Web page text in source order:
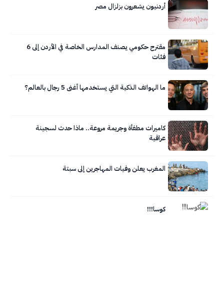
أردنيون يشعرون بزلزال مصر
مقترح حكومي يصنف المدارس الخاصة في الأردن إلى 6
فئات
ما الهواتف الذكية التي يستخدمها أغنى 5 رجال بالعالم؟
كاميرات مطفأة وجريمة مروعة.. ماذا حدث لسجينة
عراقية
المغرب يعلن وفيات المهاجرين إلى سبتة
كوسا!!!